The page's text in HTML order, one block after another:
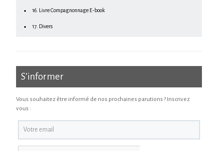
16. Livre Compagnonnage E-book
17. Divers
S’informer
Vous souhaitez être informé de nos prochaines parutions ? Inscrivez
vous :